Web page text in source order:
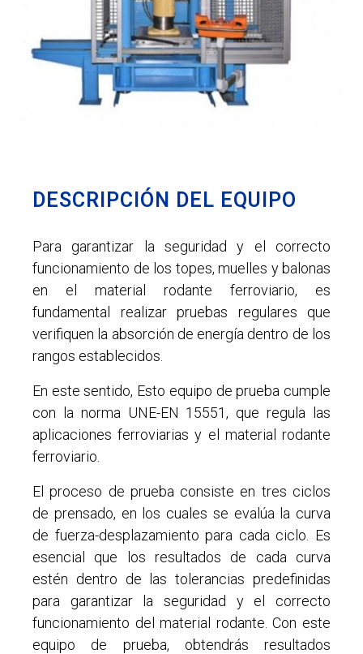
DESCRIPCIÓN DEL EQUIPO
Para garantizar la seguridad y el correcto
funcionamiento de los topes, muelles y balonas
en el material rodante ferroviario, es
fundamental realizar pruebas regulares que
verifiquen la absorción de energía dentro de los
rangos establecidos.
En este sentido, Esto equipo de prueba cumple
con la norma UNE-EN 15551, que regula las
aplicaciones ferroviarias y el material rodante
ferroviario.
El proceso de prueba consiste en tres ciclos
de prensado, en los cuales se evalúa la curva
de fuerza-desplazamiento para cada ciclo. Es
esencial que los resultados de cada curva
estén dentro de las tolerancias predefinidas
para garantizar la seguridad y el correcto
funcionamiento del material rodante. Con este
equipo de prueba, obtendrás resultados